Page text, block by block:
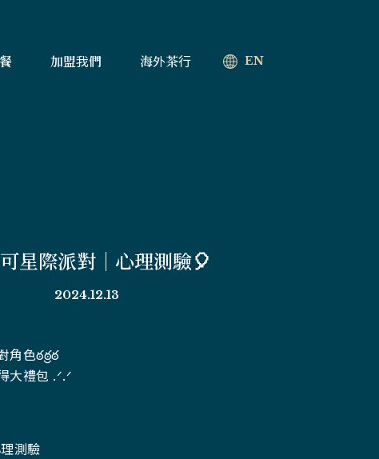
加盟我們 海外茶行 EN
星際派對｜心理測驗🎈
2024.12.13
角色ఠఠ్రఠ
大禮包 .ᐟ.ᐟ
測驗